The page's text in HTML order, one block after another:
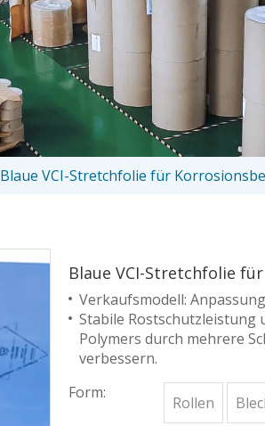
Blaue VCI-Stretchfolie für
Blaue VCI-Stretchfolie
Verkaufsmodell:
Stabile Rostschutzleistung
Polymers durch mehrere
verbessern.
Form:
Rollen